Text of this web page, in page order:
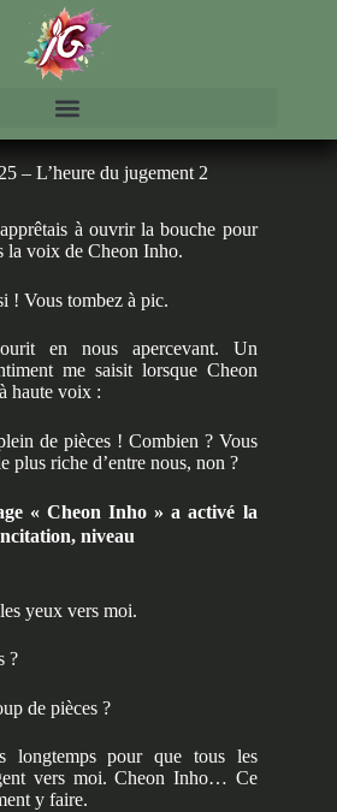
– L’heure du jugement 2
à ouvrir la bouche pour
la voix de Cheon Inho.
Vous tombez à pic.
en nous apercevant. Un
me saisit lorsque Cheon
haute voix :
de pièces ! Combien ? Vous
plus riche d’entre nous, non ?
« Cheon Inho » a activé la
niveau
yeux vers moi.
?
de pièces ?
longtemps pour que tous les
vers moi. Cheon Inho… Ce
y faire.